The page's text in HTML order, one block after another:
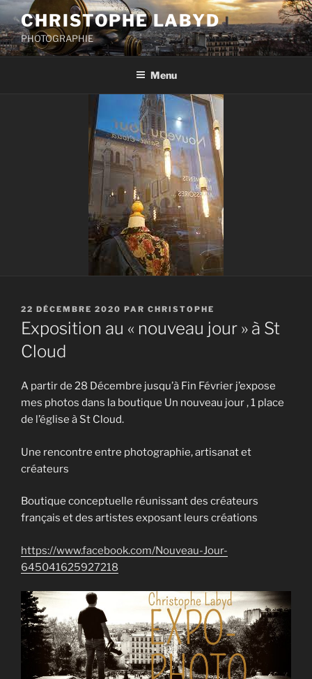
Aller
au
contenu
principal
CHRISTOPHE LABYD
PHOTOGRAPHIE
Menu
PUBLIÉ
LE
22 DÉCEMBRE 2020 PAR CHRISTOPHE
Exposition au « nouveau jour » à St
Cloud
A partir de 28 Décembre jusqu’à Fin Février j’expose
mes photos dans la boutique Un nouveau jour , 1 place
de l’église à St Cloud.
Une rencontre entre photographie, artisanat et
créateurs
Boutique conceptuelle réunissant des créateurs
français et des artistes exposant leurs créations
https://www.facebook.com/Nouveau-Jour-
645041625927218